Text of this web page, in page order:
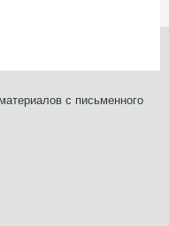
с письменного